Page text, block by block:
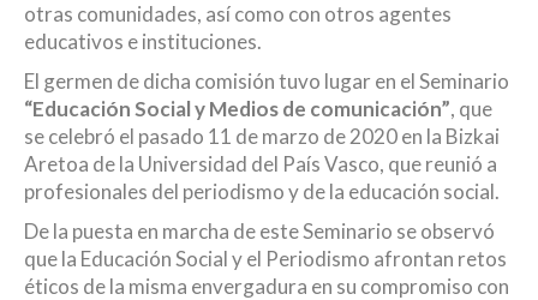
otras comunidades, así como con otros agentes
educativos e instituciones.
El germen de dicha comisión tuvo lugar en el Seminario
“Educación Social y Medios de comunicación”, que
se celebró el pasado 11 de marzo de 2020 en la Bizkai
Aretoa de la Universidad del País Vasco, que reunió a
profesionales del periodismo y de la educación social.
De la puesta en marcha de este Seminario se observó
que la Educación Social y el Periodismo afrontan retos
éticos de la misma envergadura en su compromiso con